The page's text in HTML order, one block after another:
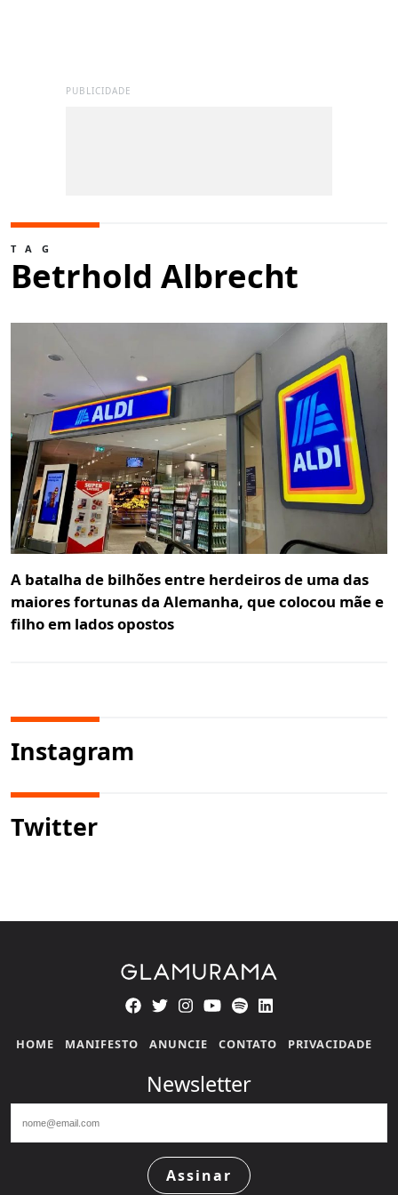
PUBLICIDADE
TAG
Betrhold Albrecht
A batalha de bilhões entre herdeiros de uma das
maiores fortunas da Alemanha, que colocou mãe e
filho em lados opostos
Instagram
Twitter
HOME MANIFESTO ANUNCIE CONTATO PRIVACIDADE
Newsletter